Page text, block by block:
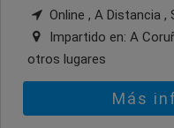
Online , A Distancia ,
Impartido en: A
otros lugares
Más